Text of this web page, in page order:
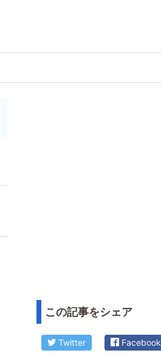
この記事をシェア
Twitter Facebook